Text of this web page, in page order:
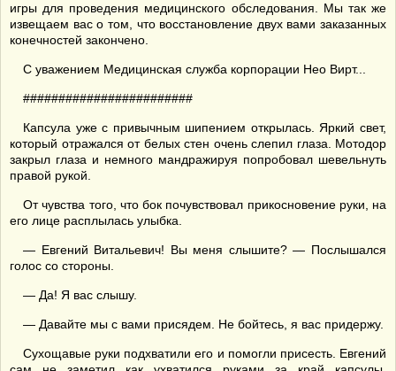
игры для проведения медицинского обследования. Мы так же
извещаем вас о том, что восстановление двух вами заказанных
конечностей закончено.
С уважением Медицинская служба корпорации Нео Вирт...
########################
Капсула уже с привычным шипением открылась. Яркий свет,
который отражался от белых стен очень слепил глаза. Мотодор
закрыл глаза и немного мандражируя попробовал шевельнуть
правой рукой.
От чувства того, что бок почувствовал прикосновение руки, на
его лице расплылась улыбка.
— Евгений Витальевич! Вы меня слышите? — Послышался
голос со стороны.
— Да! Я вас слышу.
— Давайте мы с вами присядем. Не бойтесь, я вас придержу.
Сухощавые руки подхватили его и помогли присесть. Евгений